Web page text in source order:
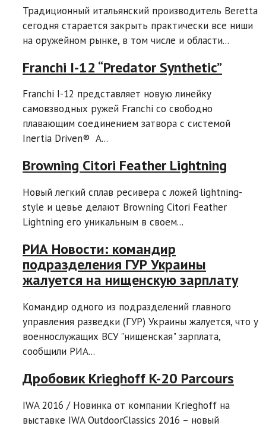
Традиционный итальянский производитель Beretta
сегодня старается закрыть практически все ниши
на оружейном рынке, в том числе и области...
Franchi I-12 “Predator Synthetic”
Franchi I-12 представляет новую линейку
самовзводных ружей Franchi со свободно
плавающим соединением затвора с системой
Inertia Driven® A...
Browning Citori Feather Lightning
Новый легкий сплав ресивера с ложей lightning-
style и цевье делают Browning Citori Feather
Lightning его уникальным в своем...
РИА Новости: командир
подразделения ГУР Украины
жалуется на нищенскую зарплату
Командир одного из подразделений главного
управления разведки (ГУР) Украины жалуется, что у
военнослужащих ВСУ "нищенская" зарплата,
сообщили РИА...
Дробовик Krieghoff K-20 Parcours
IWA 2016 / Новинка от компании Krieghoff на
выставке IWA OutdoorClassics 2016 – новый